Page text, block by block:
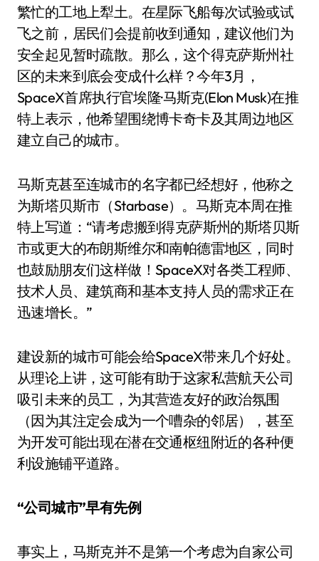
繁忙的工地上犁土。在星际飞船每次试验或试
飞之前，居民们会提前收到通知，建议他们为
安全起见暂时疏散。那么，这个得克萨斯州社
区的未来到底会变成什么样？今年3月，
SpaceX首席执行官埃隆·马斯克(Elon Musk)在推
特上表示，他希望围绕博卡奇卡及其周边地区
建立自己的城市。
马斯克甚至连城市的名字都已经想好，他称之
为斯塔贝斯市（Starbase）。马斯克本周在推
特上写道：“请考虑搬到得克萨斯州的斯塔贝斯
市或更大的布朗斯维尔和南帕德雷地区，同时
也鼓励朋友们这样做！SpaceX对各类工程师、
技术人员、建筑商和基本支持人员的需求正在
迅速增长。”
建设新的城市可能会给SpaceX带来几个好处。
从理论上讲，这可能有助于这家私营航天公司
吸引未来的员工，为其营造友好的政治氛围
（因为其注定会成为一个嘈杂的邻居），甚至
为开发可能出现在潜在交通枢纽附近的各种便
利设施铺平道路。
“公司城市”早有先例
事实上，马斯克并不是第一个考虑为自家公司